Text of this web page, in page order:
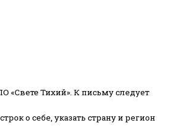
«Свете Тихий». К письму следует
о себе, указать страну и регион